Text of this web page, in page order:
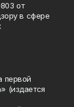
от
в сфере
первой
(издается